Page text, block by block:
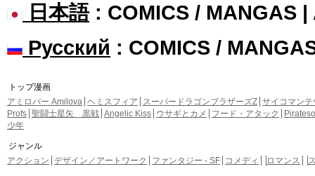
日本語: COMICS / MANGAS |
Русский : COMICS /
トップ漫画
アミロバー Amilova ヘミスフィア スーパードラゴンブラザーズZ サイコマンテ
Profs 聖闘士星矢 黒戦 Angelic Kiss ウサギとカメ フード・アタック
少年
ジャンル
アクション デザイン／アートワーク ファンタジー - SF コメディ ロマンス